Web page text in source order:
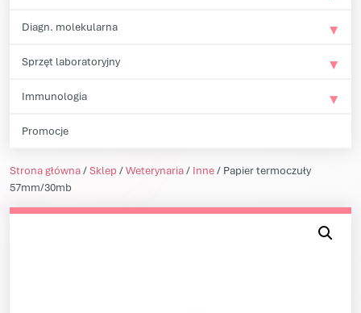
Diagn. molekularna
Sprzęt laboratoryjny
Immunologia
Promocje
Strona główna/Sklep /Weterynaria/ Inne/ Papier termoczuły
57mm/30mb